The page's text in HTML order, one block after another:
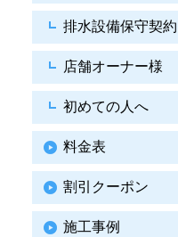
排水設備保守契約
店舗オーナー様
初めての人へ
料金表
割引クーポン
施工事例